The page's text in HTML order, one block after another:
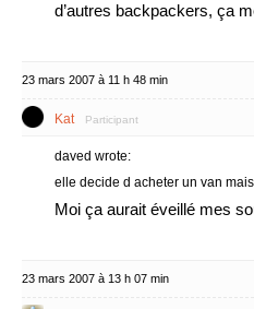
d’autres backpackers, ça
23 mars 2007 à 11 h 48 min
Kat Participant
daved wrote:
elle decide d acheter un van
Moi ça aurait éveillé mes
23 mars 2007 à 13 h 07 min